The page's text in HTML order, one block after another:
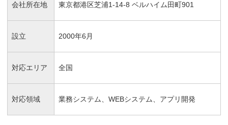
会社所在地 東京都港区芝浦1-14-8 ベルハイム田町901
設立 2000年6月
対応エリア 全国
対応領域 業務システム、WEBシステム、アプリ開発